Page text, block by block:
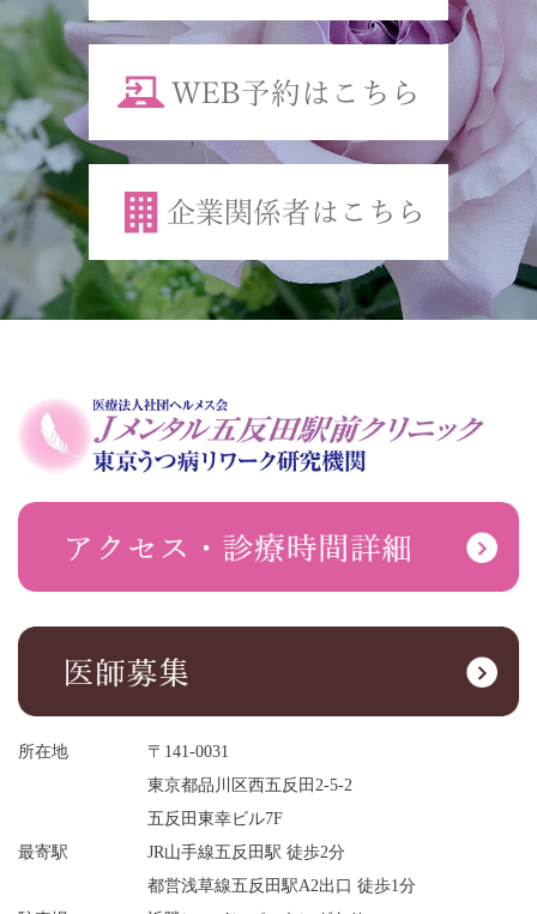
所在地
〒141-0031
東京都品川区西五反田2-5-2
五反田東幸ビル7F
最寄駅
JR山手線五反田駅 徒歩2分
都営浅草線五反田駅A2出口 徒歩1分